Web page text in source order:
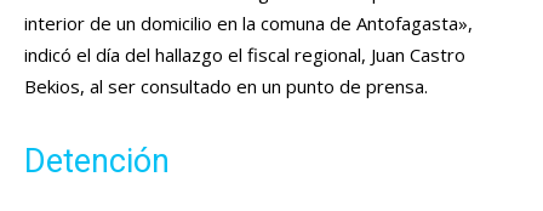
interior de un domicilio en la comuna de Antofagasta»,
indicó el día del hallazgo el fiscal regional, Juan Castro
Bekios, al ser consultado en un punto de prensa.
Detención